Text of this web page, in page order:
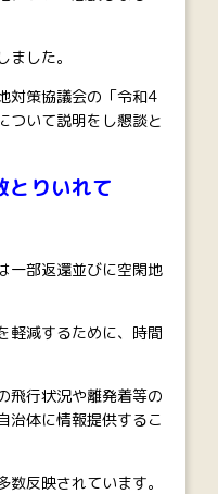
した。
対策協議会の「令和4
ついて説明をし懇談と
とりいれて
一部返還並びに空閑地
軽減するために、時間
飛行状況や離発着等の
治体に情報提供するこ
反映されています。